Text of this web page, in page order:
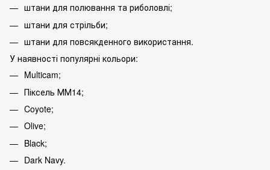
штани для полювання та риболовлі;
штани для стрільби;
штани для повсякденного використання.
У наявності популярні кольори:
Multicam;
Піксель ММ14;
Coyote;
Olive;
Black;
Dark Navy.